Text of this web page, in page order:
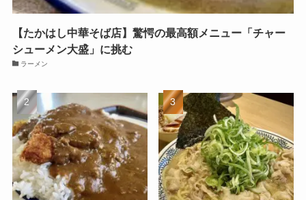
【たかはし中華そば店】驚愕の最高額メニュー「チャー
シューメン大盛」に挑む
ラーメン